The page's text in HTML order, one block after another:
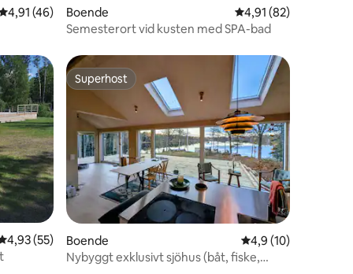
av 5 i genomsnittligt betyg, 46 omdömen
4,91 (46)
Boende 4,91 av 5 i
4,91 (82)
Semesterort vid kusten med SPA-bad
av 5 i genomsnittligt betyg, 55 omdömen
4,93 (55)
Superhost
Superhost
Boende 4,9 av 5 i
4,9 (10)
Nybyggt exklusivt sjöhus (båt, fiske,